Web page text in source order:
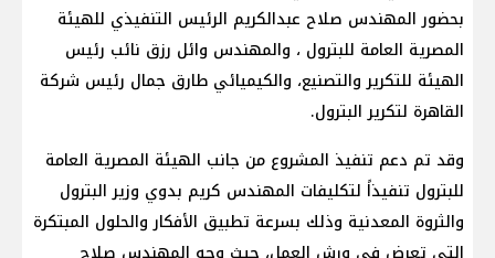
بحضور المهندس صلاح عبدالكريم الرئيس التنفيذي للهيئة
المصرية العامة للبترول ، والمهندس وائل رزق نائب رئيس
الهيئة للتكرير والتصنيع، والكيميائي طارق جمال رئيس شركة
القاهرة لتكرير البترول.
وقد تم دعم تنفيذ المشروع من جانب الهيئة المصرية العامة
للبترول تنفيذاً لتكليفات المهندس كريم بدوي وزير البترول
والثروة المعدنية وذلك بسرعة تطبيق الأفكار والحلول المبتكرة